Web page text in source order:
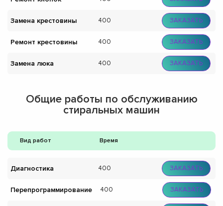
Замена крестовины 400 ЗАКАЗАТЬ
Ремонт крестовины 400 ЗАКАЗАТЬ
Замена люка 400 ЗАКАЗАТЬ
Общие работы по обслуживанию
стиральных машин
Вид работ Время
Диагностика 400 ЗАКАЗАТЬ
Перепрограммирование 400 ЗАКАЗАТЬ